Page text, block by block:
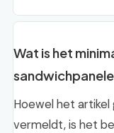
Wat is het
Hoewel het
vermeldt, is het